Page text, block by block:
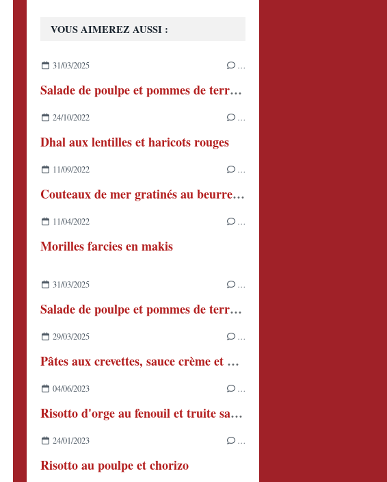
VOUS AIMEREZ AUSSI :
31/03/2025 …
Salade de poulpe et pommes de terre à l'aïoli
24/10/2022 …
Dhal aux lentilles et haricots rouges
11/09/2022 …
Couteaux de mer gratinés au beurre persillé
11/04/2022 …
Morilles farcies en makis
31/03/2025 …
Salade de poulpe et pommes de terre à l'aïoli
29/03/2025 …
Pâtes aux crevettes, sauce crème et piment
04/06/2023 …
Risotto d'orge au fenouil et truite saumonée
24/01/2023 …
Risotto au poulpe et chorizo